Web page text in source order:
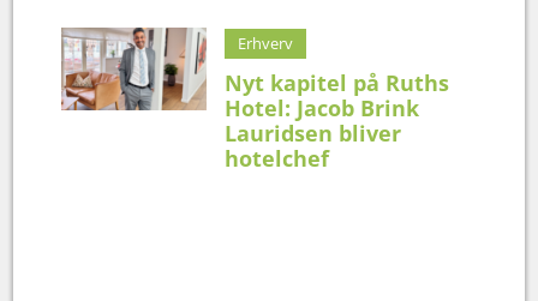
Erhverv
Nyt kapitel på Ruths
Hotel: Jacob Brink
Lauridsen bliver
hotelchef